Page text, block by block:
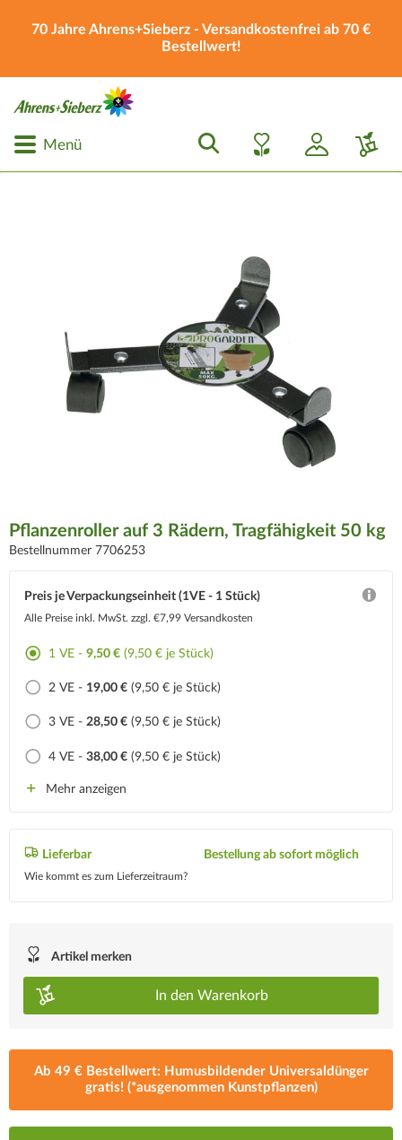
70 Jahre Ahrens+Sieberz - Versandkostenfrei ab 70 €
Bestellwert!
Menü
Pflanzenroller auf 3 Rädern, Tragfähigkeit 50 kg
Bestellnummer 7706253
Preis je Verpackungseinheit (1VE - 1 Stück)
Alle Preise inkl. MwSt. zzgl. €7,99 Versandkosten
1 VE - 9,50 € (9,50 € je Stück)
2 VE - 19,00 € (9,50 € je Stück)
3 VE - 28,50 € (9,50 € je Stück)
4 VE - 38,00 € (9,50 € je Stück)
Mehr anzeigen
Lieferbar
Wie kommt es zum Lieferzeitraum?
Bestellung ab sofort möglich
Artikel merken
In den Warenkorb
Ab 49 € Bestellwert: Humusbildender Universaldünger
gratis! (*ausgenommen Kunstpflanzen)